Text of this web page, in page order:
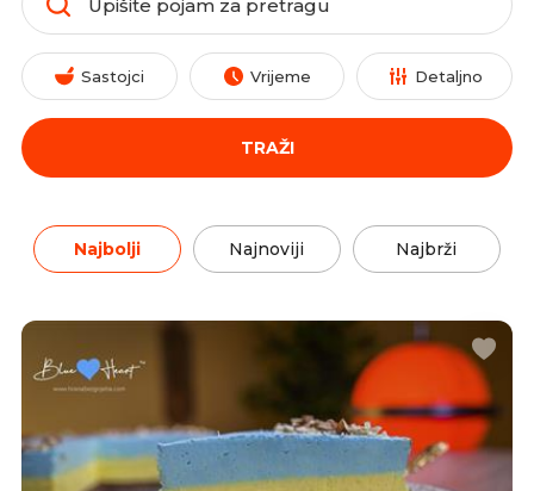
Sastojci Vrijeme Detaljno
TRAŽI
Najbolji Najnoviji Najbrži